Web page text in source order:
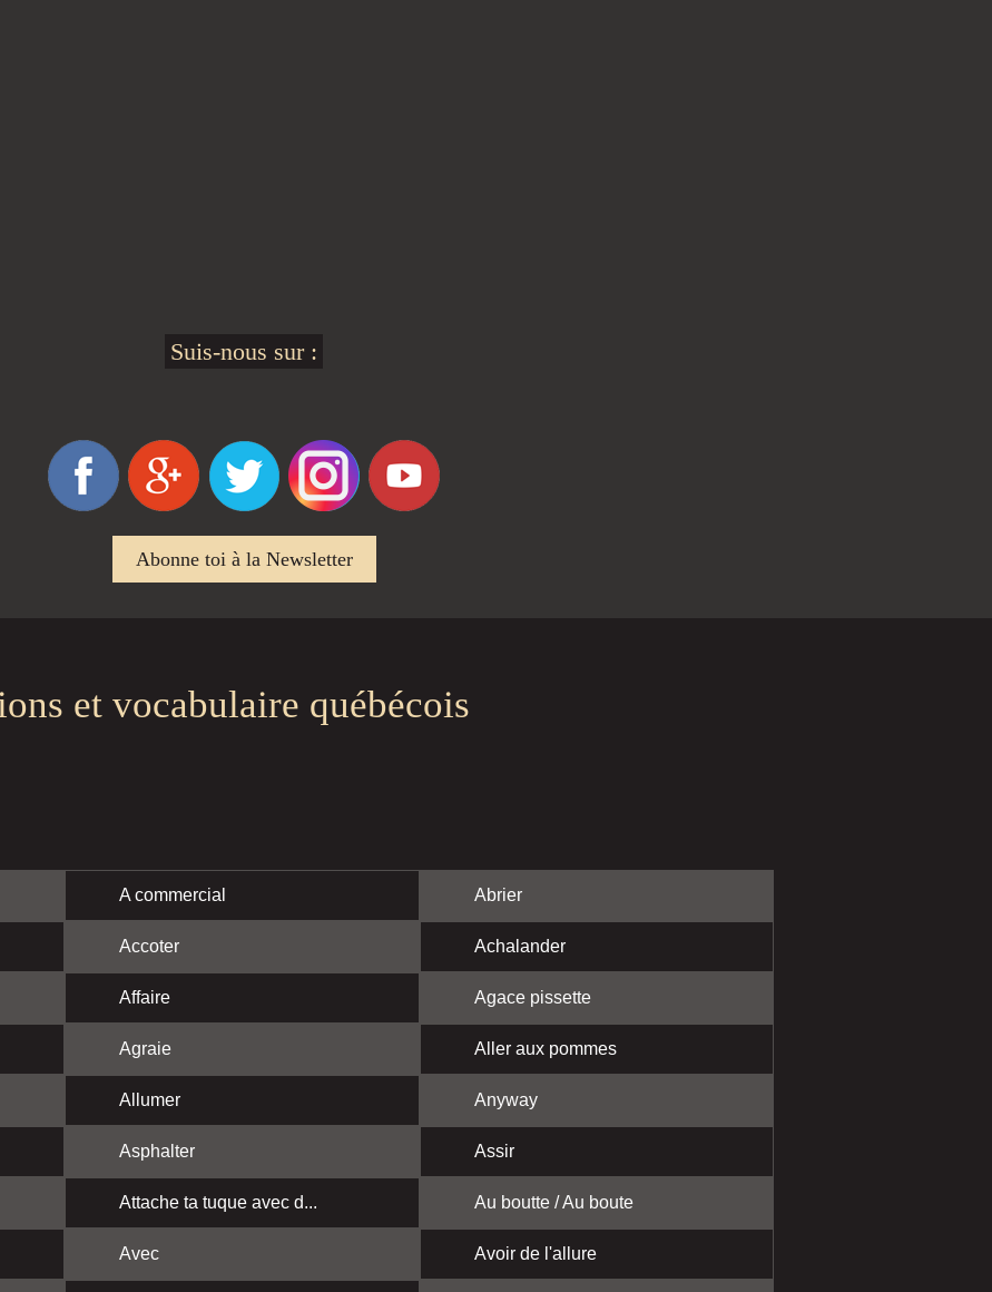
Suis-nous sur :
Abonne toi à la Newsletter
et vocabulaire québécois
A commercial Abrier
Accoter Achalander
Affaire Agace pissette
Agraie Aller aux pommes
Allumer Anyway
Asphalter Assir
Attache ta tuque avec d... Au boutte / Au boute
Avec Avoir de l'allure